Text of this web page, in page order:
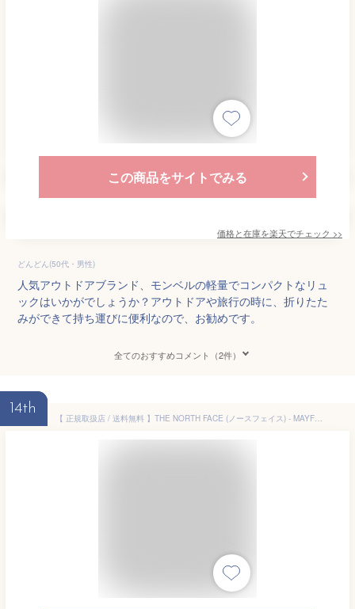
この商品をサイトでみる
価格と在庫を楽天でチェック >>
どんどん(50代・男性)
人気アウトドアブランド、モンベルの軽量でコンパクトなリュ
ックはいかがでしょうか？アウトドアや旅行の時に、折りたた
みができて持ち運びに便利なので、お勧めです。
全てのおすすめコメント（2件）
14th
【 正規取扱店 / 送料無料 】THE NORTH FACE (ノースフェイス) - MAYFLY PACK 22 (メイフライ パック 22) NM62376